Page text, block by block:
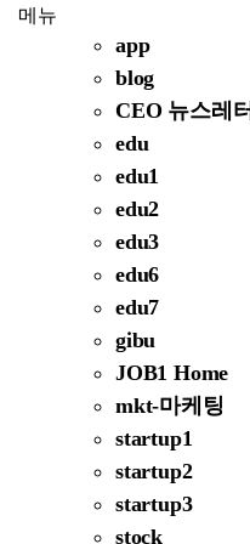
메뉴
app
blog
CEO 뉴스레
edu
edu1
edu2
edu3
edu6
edu7
gibu
JOB1 Home
mkt-마케팅
startup1
startup2
startup3
stock